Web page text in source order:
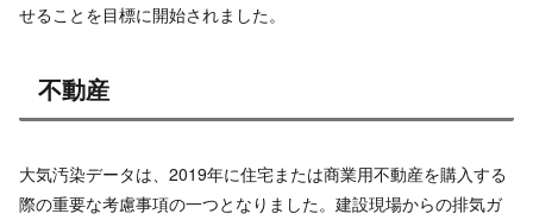
せることを目標に開始されました。
不動産
大気汚染データは、2019年に住宅または商業用不動産を購入する
際の重要な考慮事項の一つとなりました。建設現場からの排気ガ